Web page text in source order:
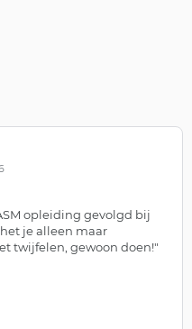
opleiding gevolgd bij
je alleen maar
twijfelen, gewoon doen!"